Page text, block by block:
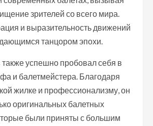
зрителей со всего мира.
и выразительность движений
танцором эпохи.
успешно пробовал себя в
и балетмейстера. Благодаря
жилке и профессионализму, он
оригинальных балетных
были приняты с большим